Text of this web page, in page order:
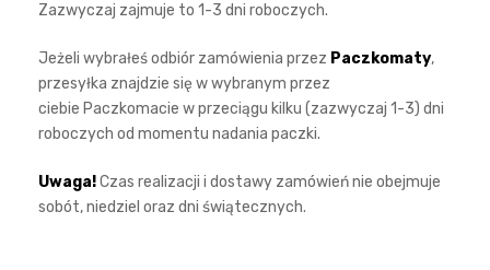
Zazwyczaj zajmuje to 1-3 dni roboczych.
Jeżeli wybrałeś odbiór zamówienia przez Paczkomaty,
przesyłka znajdzie się w wybranym przez
ciebie Paczkomacie w przeciągu kilku (zazwyczaj 1-3) dni
roboczych od momentu nadania paczki.
Uwaga!Czas realizacji i dostawy zamówień nie obejmuje
sobót, niedziel oraz dni świątecznych.